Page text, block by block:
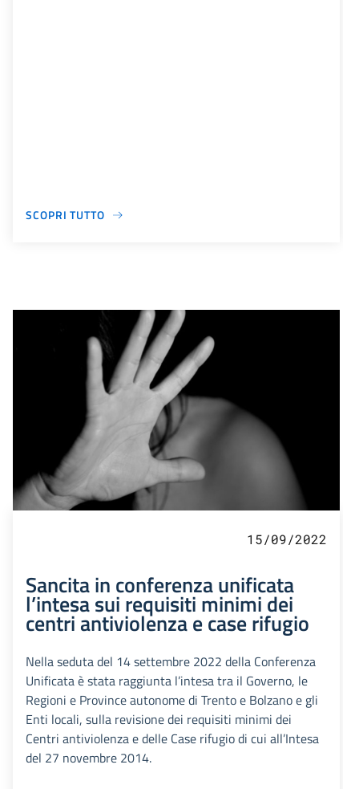
SCOPRI TUTTO
15/09/2022
Sancita in conferenza unificata
l’intesa sui requisiti minimi dei
centri antiviolenza e case rifugio
Nella seduta del 14 settembre 2022 della Conferenza
Unificata è stata raggiunta l’intesa tra il Governo, le
Regioni e Province autonome di Trento e Bolzano e gli
Enti locali, sulla revisione dei requisiti minimi dei
Centri antiviolenza e delle Case rifugio di cui all’Intesa
del 27 novembre 2014.